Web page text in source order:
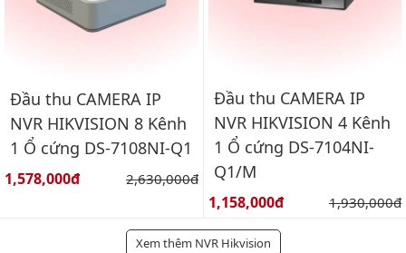
Đầu thu CAMERA IP
NVR HIKVISION 8 Kênh
1 Ổ cứng DS-7108NI-Q1
Giá bán:
1,578,000đ Giá gốc:
2,630,000đ
Đầu thu CAMERA IP
NVR HIKVISION 4 Kênh
1 Ổ cứng DS-7104NI-
Q1/M
Giá bán:
1,158,000đ Giá gốc:
1,930,000đ
Xem thêm NVR Hikvision